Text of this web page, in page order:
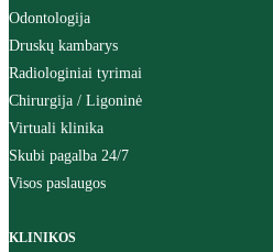
Odontologija
Druskų kambarys
Radiologiniai tyrimai
Chirurgija / Ligoninė
Virtuali klinika
Skubi pagalba 24/7
Visos paslaugos
KLINIKOS